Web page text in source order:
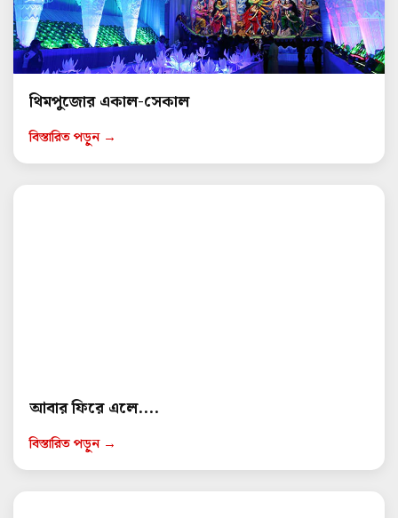
থিমপুজোর একাল-সেকাল
বিস্তারিত পড়ুন →
আবার ফিরে এলে....
বিস্তারিত পড়ুন →